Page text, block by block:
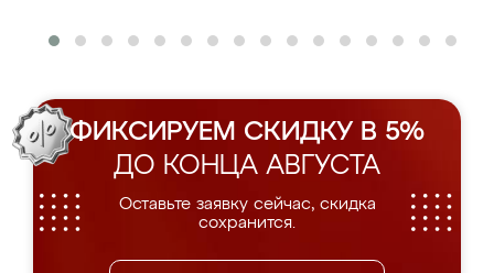
ФИКСИРУЕМ СКИДКУ В 5%
ДО КОНЦА АВГУСТА
Оставьте заявку сейчас, скидка
сохранится.